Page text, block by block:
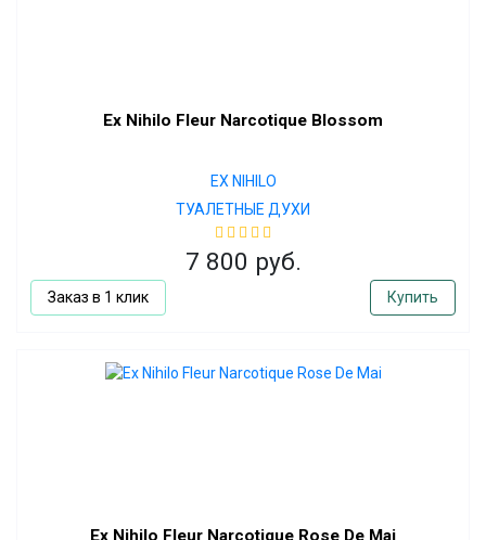
Ex Nihilo Fleur Narcotique Blossom
EX NIHILO
ТУАЛЕТНЫЕ ДУХИ
7 800 руб.
Заказ в 1 клик Купить
Ex Nihilo Fleur Narcotique Rose De Mai